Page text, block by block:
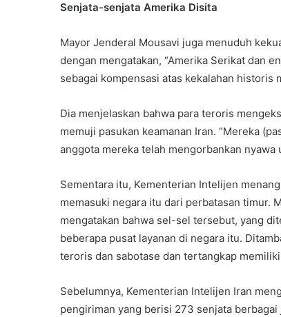
Senjata-senjata Amerika Disita
Mayor Jenderal Mousavi juga menuduh
dengan mengatakan, “Amerika Serikat dan
sebagai kompensasi atas kekalahan historis
Dia menjelaskan bahwa para teroris
memuji pasukan keamanan Iran. “Mereka
anggota mereka telah mengorbankan nyawa
Sementara itu, Kementerian Intelijen
memasuki negara itu dari perbatasan timur.
mengatakan bahwa sel-sel tersebut, yang
beberapa pusat layanan di negara itu.
teroris dan sabotase dan tertangkap
Sebelumnya, Kementerian Intelijen Iran
pengiriman yang berisi 273 senjata